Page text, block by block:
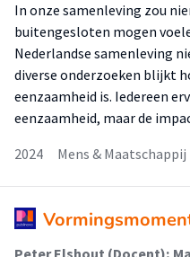
In onze samenleving zou
buitengesloten mogen
Nederlandse samenleving
diverse onderzoeken blijkt
eenzaamheid is. Iedereen
eenzaamheid, maar de
2024
Mens & Maatschappij
Peter Elshout (Docent);